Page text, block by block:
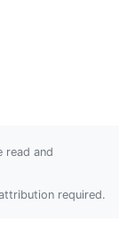
read and
required.